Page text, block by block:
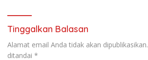
Tinggalkan Balasan
Alamat email Anda tidak akan dipublikasikan.
ditandai *